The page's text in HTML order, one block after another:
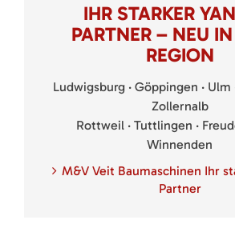
IHR STARKER
PARTNER – NEU
REGION
Ludwigsburg · Göppingen ·
Zollernalb
Rottweil · Tuttlingen ·
Winnenden
M&V Veit Baumaschinen Ihr
Partner